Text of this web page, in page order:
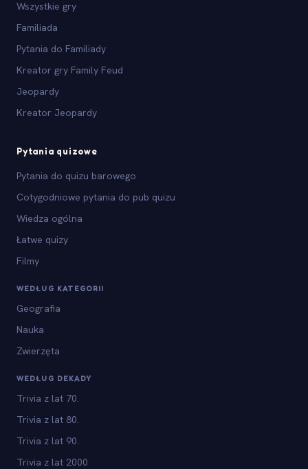
Wszystkie gry
Familiada
Pytania do Familiady
Kreator gry Family Feud
Jeopardy
Kreator Jeopardy
Pytania quizowe
Pytania do quizu barowego
Cotygodniowe pytania do pub quizu
Wiedza ogólna
Łatwe quizy
Filmy
WEDŁUG KATEGORII
Geografia
Nauka
Zwierzęta
WEDŁUG DEKADY
Trivia z lat 70.
Trivia z lat 80.
Trivia z lat 90.
Trivia z lat 2000